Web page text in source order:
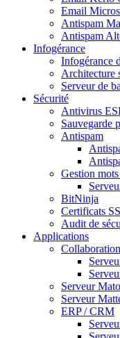
Email
Antispam
Antispam
Infogérance
Infogérance
Architecture
Serveur de
Sécurité
Antivirus
Sauvegarde
Antispam
Gestion mots
BitNinja
Certificats
Audit de
Applications
Serveur
Serveur
ERP / CRM